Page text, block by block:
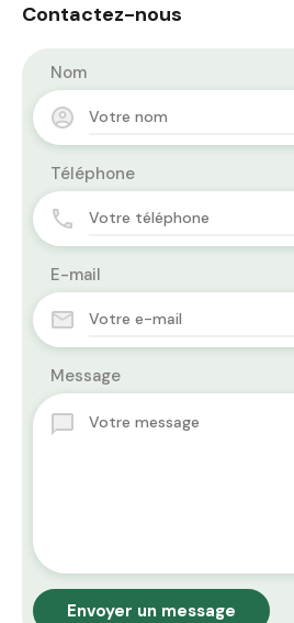
Contactez-nous
Nom
Téléphone
E-mail
Message
Envoyer un message